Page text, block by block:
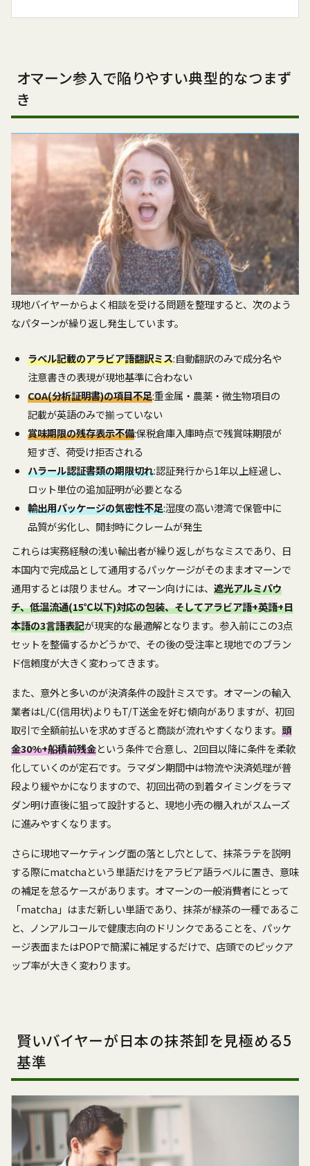
オマーン参入で陥りやすい典型的なつまず
き
現地バイヤーからよく相談を受ける問題を整理すると、次のよう
なパターンが繰り返し発生しています。
ラベル記載のアラビア語翻訳ミス:自動翻訳のみで成分名や
注意書きの表現が現地基準に合わない
COA(分析証明書)の項目不足:重金属・農薬・微生物項目の
記載が英語のみで揃っていない
賞味期限の残存表示不備:保税倉庫入庫時点で残賞味期限が
短すぎ、荷受け拒否される
ハラール認証書類の期限切れ:認証発行から1年以上経過し、
ロット単位の追加証明が必要となる
輸出用パッケージの気密性不足:湿度の高い港湾で保管中に
品質が劣化し、開封時にクレームが発生
これらは実務経験の浅い輸出者が繰り返しがちなミスであり、日
本国内で完成品として通用するパッケージがそのままオマーンで
通用するとは限りません。オマーン向けには、 遮光アルミパウ
チ、低温流通(15℃以下)対応の包装、そしてアラビア語+英語+日
本語の3言語表記が現実的な最適解となります。参入前にこの3点
セットを整備するかどうかで、その後の受注率と現地でのブラン
ド信頼度が大きく変わってきます。
また、意外と多いのが決済条件の設計ミスです。オマーンの輸入
業者はL/C(信用状)よりもT/T送金を好む傾向がありますが、初回
取引で全額前払いを求めすぎると商談が流れやすくなります。 頭
金30%+船積前残金という条件で合意し、2回目以降に条件を柔軟
化していくのが定石です。ラマダン期間中は物流や決済処理が普
段より緩やかになりますので、初回出荷の到着タイミングをラマ
ダン明け直後に狙って設計すると、現地小売の棚入れがスムーズ
に進みやすくなります。
さらに現地マーケティング面の落とし穴として、抹茶ラテを説明
する際にmatchaという単語だけをアラビア語ラベルに置き、意味
の補足を怠るケースがあります。オマーンの一般消費者にとって
「matcha」はまだ新しい単語であり、抹茶が緑茶の一種であるこ
と、ノンアルコールで健康志向のドリンクであることを、パッケ
ージ表面またはPOPで簡潔に補足するだけで、店頭でのピックア
ップ率が大きく変わります。
賢いバイヤーが日本の抹茶卸を見極める5
基準